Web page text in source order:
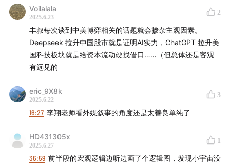
30:15 全球超宽松货币政策带来的巨额资金量，以及资金
集中流向美国资本市场，这两个小概率事件的叠加是比较
少见的。未来，全球资金流动有望逐步回归更为合理的状
态，近期欧洲和中国香港资本市场的增长或许就是表现之
32:53 如何看待Meta以近150亿美元收购人工智能初创公
司Scale AI？
资金的流动性变化。目前，许多人关心的问题是，AI投资
在美国接下来会怎么样，美股、港股和A股又会怎么样？
Voilalala
2025.6.23
2
丰叔每次谈到中美博弈相关的话题就会掺杂主观因素。
Deepseek 拉升中国股市就是证明AI实力，ChatGPT 拉升美
国科技板块就是给资本流动硬找借口……（但总体还是客观
有远见的
eric_9X8k
2025.6.22
3
16:27 李翔老师看外媒叙事的角度还是太善良单纯了
HD431305x
2025.6.27
1
36:59 前半段的宏观逻辑边听边画了个逻辑图，发现小宇宙没